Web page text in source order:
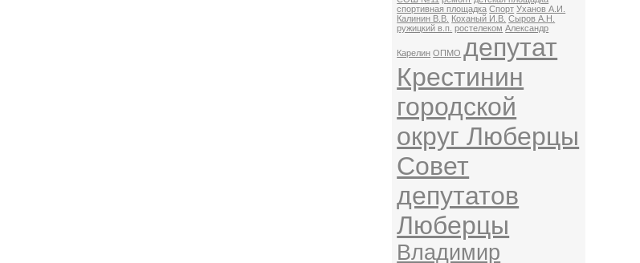
спортивная площадка Спорт Уханов А.И.
Калинин В.В. Коханый И.В. Сыров А.Н.
ружицкий в.п.
ростелеком Александр
Карелин ОПМО депутат
Крестинин
городской
округ Люберцы
Совет
депутатов
Люберцы
Владимир